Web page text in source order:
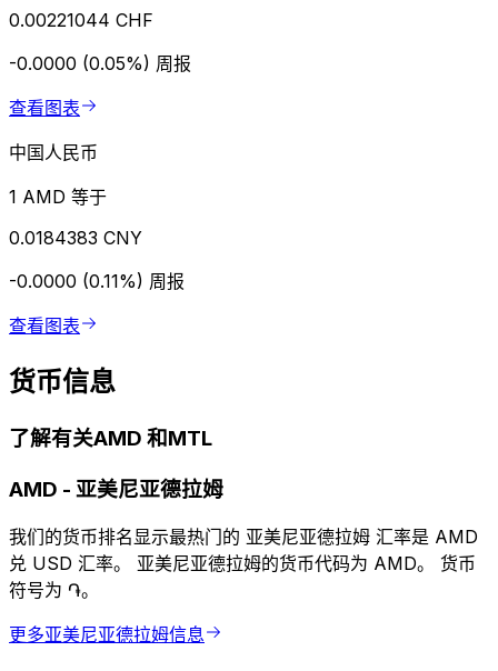
0.00221044 CHF
-0.0000 (0.05%) 周报
查看图表
中国人民币
1 AMD 等于
0.0184383 CNY
-0.0000 (0.11%) 周报
查看图表
货币信息
了解有关AMD 和MTL
AMD - 亚美尼亚德拉姆
我们的货币排名显示最热门的 亚美尼亚德拉姆 汇率是 AMD
兑 USD 汇率。 亚美尼亚德拉姆的货币代码为 AMD。 货币
符号为 ֏。
更多亚美尼亚德拉姆信息